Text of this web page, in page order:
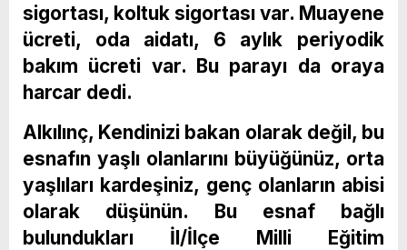
sigortası, koltuk sigortası var. Muayene
ücreti, oda aidatı, 6 aylık periyodik
bakım ücreti var. Bu parayı da oraya
harcar dedi.
Alkılınç, Kendinizi bakan olarak değil, bu
esnafın yaşlı olanlarını büyüğünüz, orta
yaşlıları kardeşiniz, genç olanların abisi
olarak düşünün. Bu esnaf bağlı
bulundukları İl/İlçe Milli Eğitim